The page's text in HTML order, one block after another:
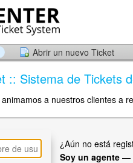
Abrir un nuevo Ticket
:: Sistema de Tickets
a nuestros clientes a
¿Aún no está
Soy un agente —